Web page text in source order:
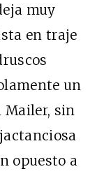
muy
en traje
un
Mailer, sin
opuesto a